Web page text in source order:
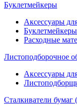
Буклетмейкеры
Аксессуары
Буклетмейкеры
Расходные
Листоподборочное
Аксессуары
Сталкиватели